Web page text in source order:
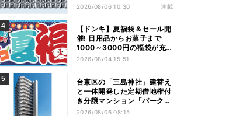
2026/08/06 10:30 連載
【ドンキ】夏福袋＆セール開
催! 日用品からお菓子まで
1000～3000円の福袋が充
実、家電やアパレルなど人気
2026/08/04 15:51
台東区の「三島神社」建替え
と一体開発した定期借地権付
き分譲マンション「パークホ
ームズ入谷」竣工
2026/08/06 08:15